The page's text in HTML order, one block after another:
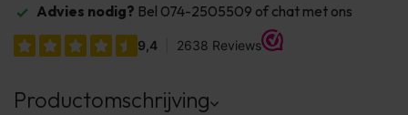
Advies nodig? Bel 074-2505509 of chat met ons
Productomschrijving